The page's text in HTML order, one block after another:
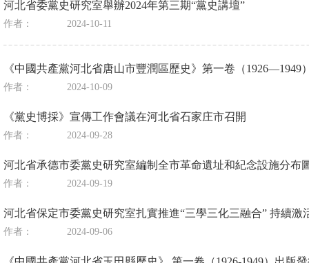
河北省委黨史研究室舉辦2024年第三期“黨史講壇”
作者： 2024-10-11
《中國共產黨河北省唐山市豐潤區歷史》第一卷（
作者： 2024-10-09
《黨史博採》宣傳工作會議在河北省石家庄市召開
作者： 2024-09-28
河北省承德市委黨史研究室編制全市革命遺址和紀念設施分布
作者： 2024-09-19
河北省保定市委黨史研究室扎實推進“三學三化三融合” 持續
作者： 2024-09-06